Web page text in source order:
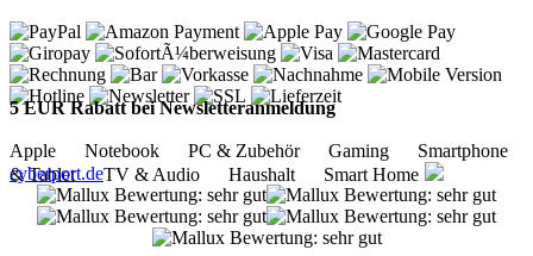
5 EUR Rabatt bei Newsletteranmeldung
Apple Notebook PC & Zubehör Gaming Smartphone
& Tablet TV & Audio Haushalt Smart Home
cyberport.de